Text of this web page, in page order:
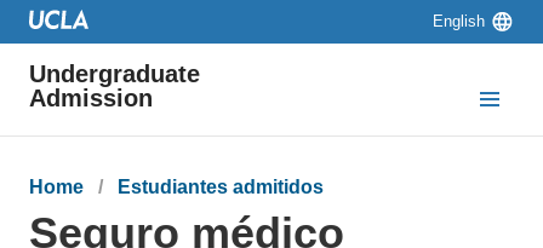
Language
switcher
English
Undergraduate
Admission
Breadcrumb
Home Estudiantes admitidos
Seguro médico